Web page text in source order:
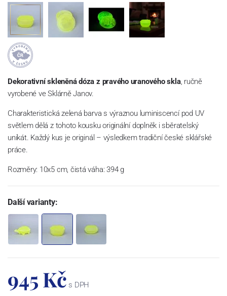
Dekorativní skleněná dóza z pravého uranového skla, ručně
vyrobené ve Sklárně Janov.
Charakteristická zelená barva s výraznou luminiscencí pod UV
světlem dělá z tohoto kousku originální doplněk i sběratelský
unikát. Každý kus je originál – výsledkem tradiční české sklářské
práce.
Rozměry: 10x5 cm, čistá váha: 394 g
Další varianty:
945 Kč s DPH